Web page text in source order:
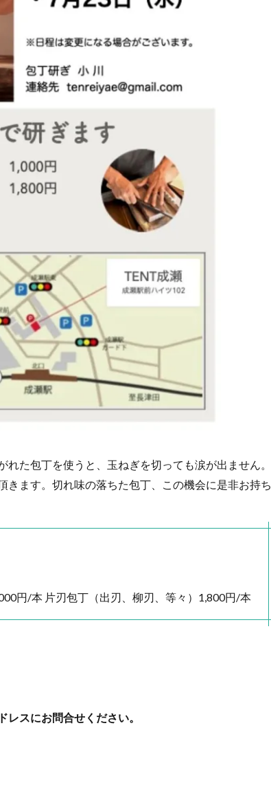
た包丁を使うと、玉ねぎを切っても涙が出ません。
きます。切れ味の落ちた包丁、この機会に是非お持ち
円/本 片刃包丁（出刃、柳刃、等々）1,800円/本
スにお問合せください。